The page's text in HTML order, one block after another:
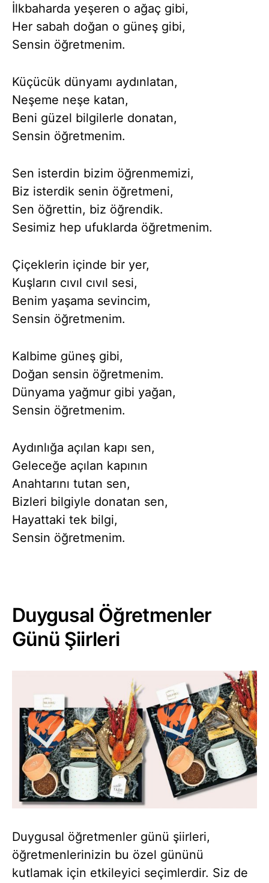
İlkbaharda yeşeren o ağaç gibi,
Her sabah doğan o güneş gibi,
Sensin öğretmenim.
Küçücük dünyamı aydınlatan,
Neşeme neşe katan,
Beni güzel bilgilerle donatan,
Sensin öğretmenim.
Sen isterdin bizim öğrenmemizi,
Biz isterdik senin öğretmeni,
Sen öğrettin, biz öğrendik.
Sesimiz hep ufuklarda öğretmenim.
Çiçeklerin içinde bir yer,
Kuşların cıvıl cıvıl sesi,
Benim yaşama sevincim,
Sensin öğretmenim.
Kalbime güneş gibi,
Doğan sensin öğretmenim.
Dünyama yağmur gibi yağan,
Sensin öğretmenim.
Aydınlığa açılan kapı sen,
Geleceğe açılan kapının
Anahtarını tutan sen,
Bizleri bilgiyle donatan sen,
Hayattaki tek bilgi,
Sensin öğretmenim.
Duygusal Öğretmenler
Günü Şiirleri
Duygusal öğretmenler günü şiirleri,
öğretmenlerinizin bu özel gününü
kutlamak için etkileyici seçimlerdir. Siz de